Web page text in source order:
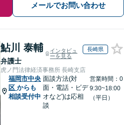
メールでお問い合わせ
鮎川 泰輔
弁護士
インタビュ
ーを見る
長崎県
虎ノ門法律経済事務所 長崎支店
福岡市中央
区 からも
相談受付中
面談方法(対
面・電話・ビデ
オなど)は応相
談
営業時間：0
9:30~18:00
（平日）